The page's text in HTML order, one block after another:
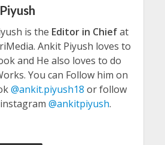
is the Editor in Chiefat
Ankit Piyush loves to
and He also loves to do
You can Follow him on
@ankit.piyush18 or follow
@ankitpiyush.